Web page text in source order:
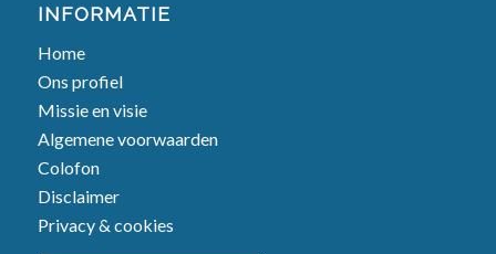
INFORMATIE
Home
Ons profiel
Missie en visie
Algemene voorwaarden
Colofon
Disclaimer
Privacy & cookies